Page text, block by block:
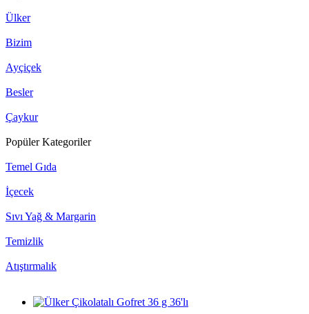
Ülker
Bizim
Ayçiçek
Besler
Çaykur
Popüler Kategoriler
Temel Gıda
İçecek
Sıvı Yağ & Margarin
Temizlik
Atıştırmalık